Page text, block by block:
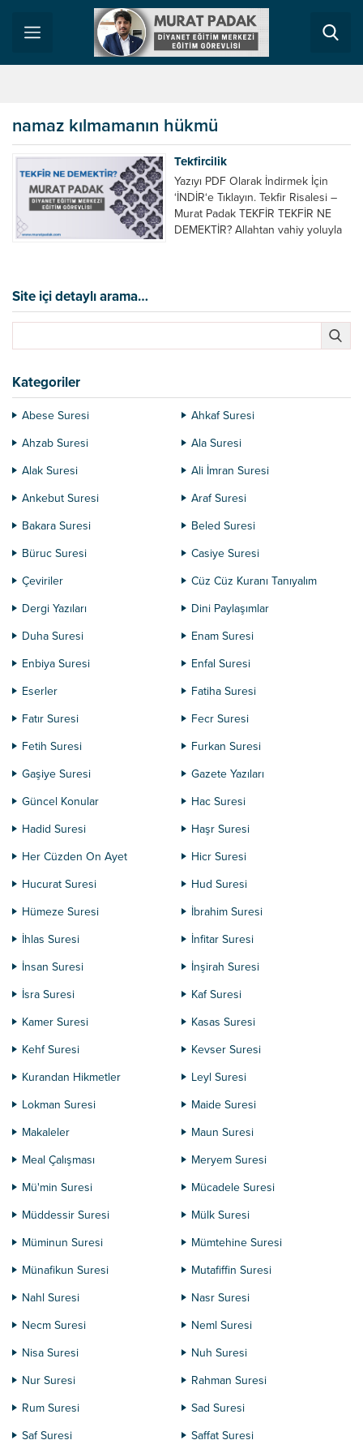
namaz kılmamanın hükmü
Tekfircilik
Yazıyı PDF Olarak İndirmek İçin
‘İNDİR‘e Tıklayın. Tekfir Risalesi –
Murat Padak TEKFİR TEKFİR NE
DEMEKTİR? Allahtan vahiy yoluyla
İLGİLİ BAZI AYET VE HADİSLER
Size selam veren kimselere sen
Site içi detaylı arama…
Kategoriler
Abese Suresi
Ahkaf Suresi
Ahzab Suresi
Ala Suresi
Alak Suresi
Ali İmran Suresi
Ankebut Suresi
Araf Suresi
Bakara Suresi
Beled Suresi
Büruc Suresi
Casiye Suresi
Çeviriler
Cüz Cüz Kuranı Tanıyalım
Dergi Yazıları
Dini Paylaşımlar
Duha Suresi
Enam Suresi
Enbiya Suresi
Enfal Suresi
Eserler
Fatiha Suresi
Fatır Suresi
Fecr Suresi
Fetih Suresi
Furkan Suresi
Gaşiye Suresi
Gazete Yazıları
Güncel Konular
Hac Suresi
Hadid Suresi
Haşr Suresi
Her Cüzden On Ayet
Hicr Suresi
Hucurat Suresi
Hud Suresi
Hümeze Suresi
İbrahim Suresi
İhlas Suresi
İnfitar Suresi
İnsan Suresi
İnşirah Suresi
İsra Suresi
Kaf Suresi
Kamer Suresi
Kasas Suresi
Kehf Suresi
Kevser Suresi
Kurandan Hikmetler
Leyl Suresi
Lokman Suresi
Maide Suresi
Makaleler
Maun Suresi
Meal Çalışması
Meryem Suresi
Mü'min Suresi
Mücadele Suresi
Müddessir Suresi
Mülk Suresi
Müminun Suresi
Mümtehine Suresi
Münafikun Suresi
Mutafiffin Suresi
Nahl Suresi
Nasr Suresi
Necm Suresi
Neml Suresi
Nisa Suresi
Nuh Suresi
Nur Suresi
Rahman Suresi
Rum Suresi
Sad Suresi
Saf Suresi
Saffat Suresi